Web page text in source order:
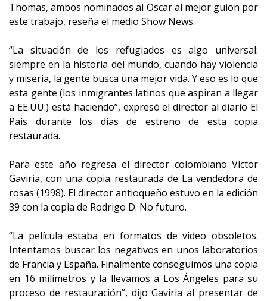
Thomas, ambos nominados al Oscar al mejor guion por
este trabajo, reseña el medio Show News.
“La situación de los refugiados es algo universal:
siempre en la historia del mundo, cuando hay violencia
y miseria, la gente busca una mejor vida. Y eso es lo que
esta gente (los inmigrantes latinos que aspiran a llegar
a EE.UU.) está haciendo”, expresó el director al diario El
País durante los días de estreno de esta copia
restaurada.
Para este año regresa el director colombiano Víctor
Gaviria, con una copia restaurada de La vendedora de
rosas (1998). El director antioqueño estuvo en la edición
39 con la copia de Rodrigo D. No futuro.
“La película estaba en formatos de video obsoletos.
Intentamos buscar los negativos en unos laboratorios
de Francia y España. Finalmente conseguimos una copia
en 16 milímetros y la llevamos a Los Ángeles para su
proceso de restauración”, dijo Gaviria al presentar de